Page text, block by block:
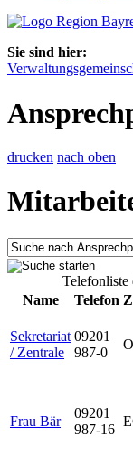
Sie sind hier:
drucken nach oben
Telefonliste
Name
Telefon
Sekretariat
/ Zentrale
09201
987-0
Frau Bär
09201
987-16